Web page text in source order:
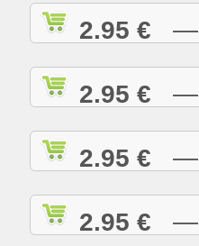
2.95 € —
2.95 € —
2.95 € —
2.95 € —